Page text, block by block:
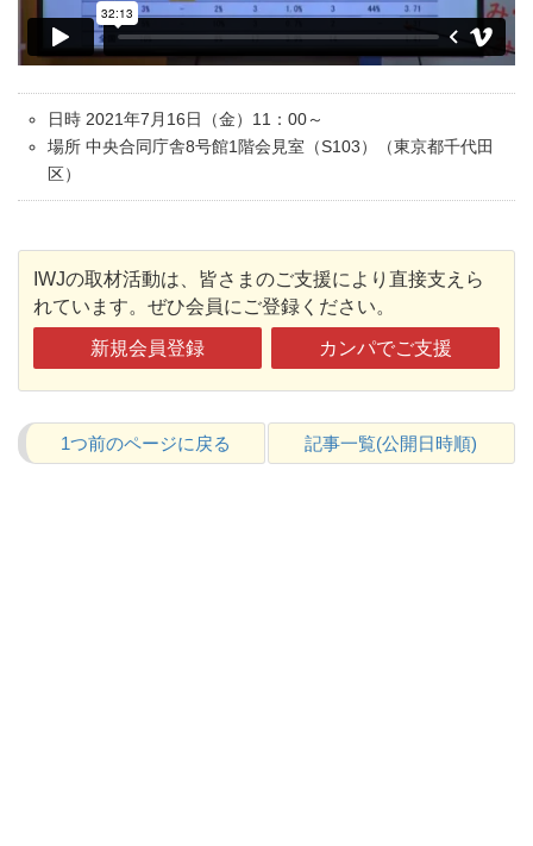
日時 2021年7月16日（金）11：00～
場所 中央合同庁舎8号館1階会見室（S103）（東京都千代田
区）
IWJの取材活動は、皆さまのご支援により直接支えら
れています。ぜひ会員にご登録ください。
新規会員登録 カンパでご支援
1つ前のページに戻る 記事一覧(公開日時順)